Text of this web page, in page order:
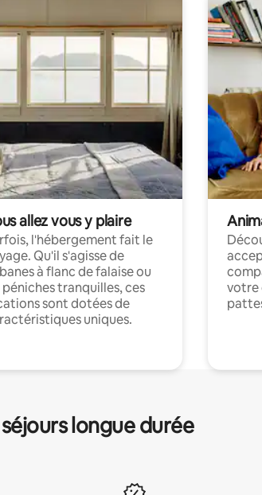
allez vous y plaire
l'hébergement fait le
Qu'il s'agisse de
à flanc de falaise ou
tranquilles, ces
sont dotées de
uniques.
votre
longue durée